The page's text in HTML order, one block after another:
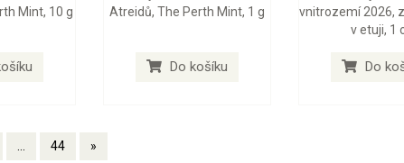
Mint, 10 g
Atreidů, The Perth Mint, 1 g
Do košíku
vnitrozemí 2026,
v etuji, 1
Do
... 44 »